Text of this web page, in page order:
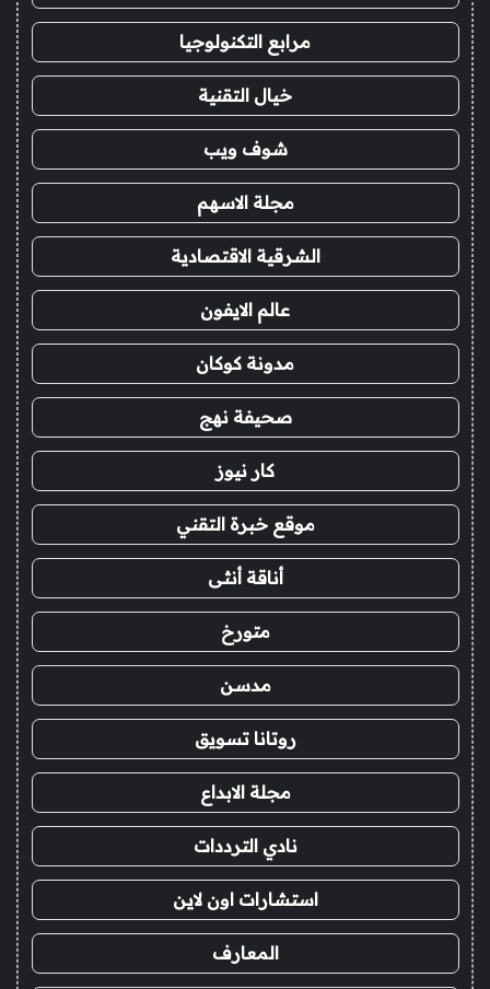
مرابع التكنولوجيا
خيال التقنية
شوف ويب
مجلة الاسهم
الشرقية الاقتصادية
عالم الايفون
مدونة كوكان
صحيفة نهج
كار نيوز
موقع خبرة التقني
أناقة أنثى
متورخ
مدسن
روتانا تسويق
مجلة الابداع
نادي الترددات
استشارات اون لاين
المعارف